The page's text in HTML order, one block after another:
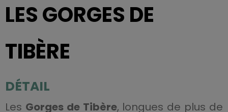
LES GORGES DE
TIBÈRE
DÉTAIL
Les Gorges de Tibère, longues de plus de